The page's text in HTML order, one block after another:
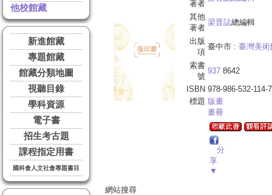
他校館藏
新進館藏
專題館藏
館藏分類地圖
視聽目錄
學科資源
電子書
招生考古題
課程指定用書
國科會人文社會專題書目
著者
其他
著者
梁晋誌總編輯
出版
項
臺中市 : 臺灣美術
索書
號
937 8642
ISBN 978-986-532-114-7
標題 版畫
畫冊
分
享
▼
網站搜尋